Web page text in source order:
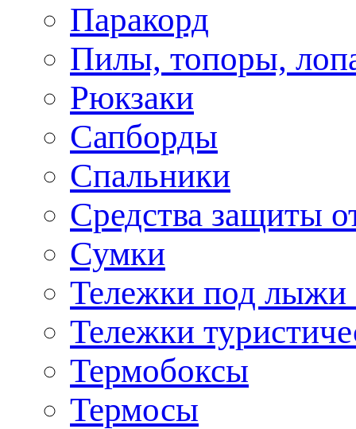
Паракорд
Пилы, топоры,
Рюкзаки
Сапборды
Спальники
Средства защиты
Сумки
Тележки под лыжи
Тележки
Термобоксы
Термосы